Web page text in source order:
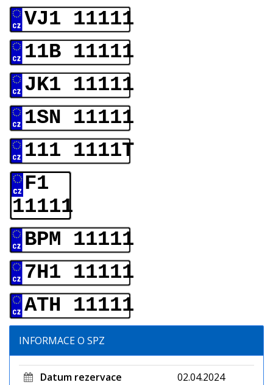
VJ1 11111
11B 11111
JK1 11111
1SN 11111
111 1111T
F1
11111
BPM 11111
7H1 11111
ATH 11111
INFORMACE O SPZ
Datum rezervace
02.04.2024